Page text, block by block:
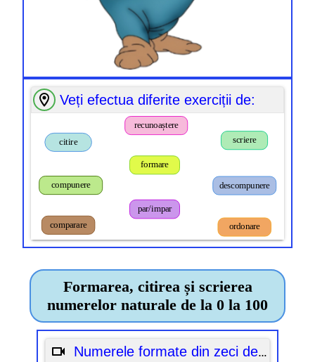
Veți efectua diferite exerciții de:
recunoaștere
formare
compunere
comparare ordonare
par/impar
descompunere
scriere
citire
Formarea, citirea și scrierea
numerelor naturale de la 0 la 100
Numerele formate din zeci de la 10 până la 100